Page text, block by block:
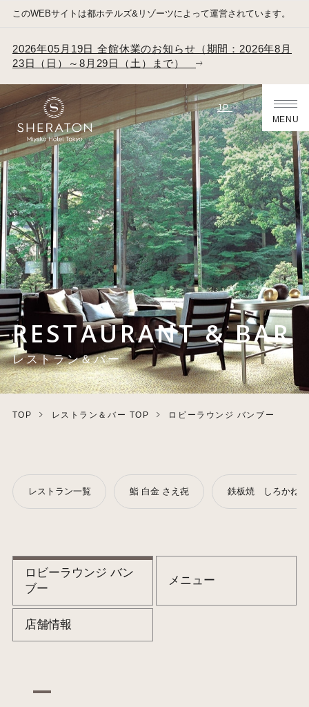
JP
MENU
RESTAURANT & BAR
レストラン＆バー
このWEBサイトは都ホテルズ&リゾーツによって運営されています。
2026年05月19日 全館休業のお知らせ（期間：2026年8月
23日（日）～8月29日（土）まで）
TOP レストラン＆バー TOP ロビーラウンジ バンブー
レストラン一覧 鮨 白金 さえ㐂 鉄板焼 しろかね
ロビーラウンジ バン
ブー
メニュー
店舗情報